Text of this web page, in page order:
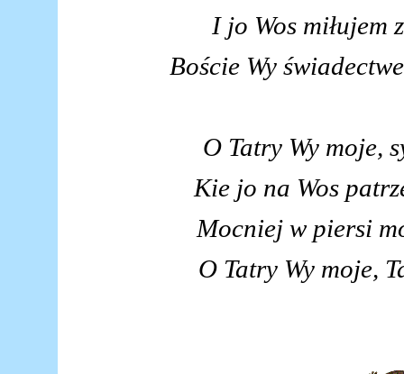
I jo Wos miłujem
Boście Wy
O Tatry Wy moje,
Kie jo na Wos
Mocniej w piersi
O Tatry Wy moje,